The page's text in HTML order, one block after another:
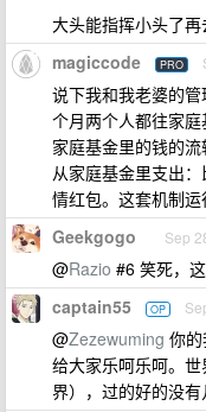
大头能指挥小头了
magiccode PRO
说下我和我老婆的
个月两个人都往家庭
家庭基金里的钱的
从家庭基金里支出
情红包。这套机制运
Geekgogo Sep
@Razio #6 笑死，
captain55 OP
@Zezewuming 你
给大家乐呵乐呵。
界），过的好的没有